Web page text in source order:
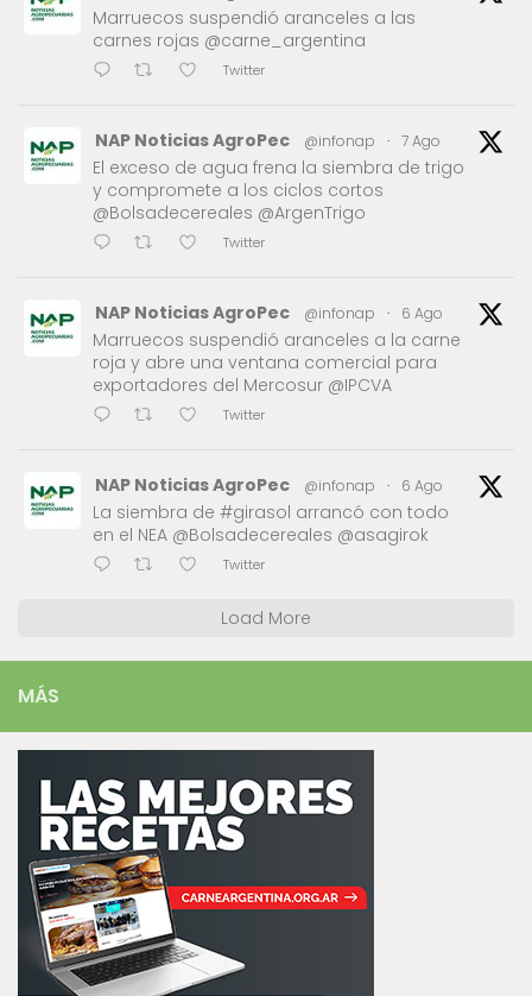
Marruecos suspendió aranceles a las
carnes rojas @carne_argentina
Twitter
NAP Noticias AgroPec @infonap · 7 Ago
El exceso de agua frena la siembra de trigo
y compromete a los ciclos cortos
@Bolsadecereales @ArgenTrigo
Twitter
NAP Noticias AgroPec @infonap · 6 Ago
Marruecos suspendió aranceles a la carne
roja y abre una ventana comercial para
exportadores del Mercosur @IPCVA
Twitter
NAP Noticias AgroPec @infonap · 6 Ago
La siembra de #girasol arrancó con todo
en el NEA @Bolsadecereales @asagirok
Twitter
Load More
MÁS